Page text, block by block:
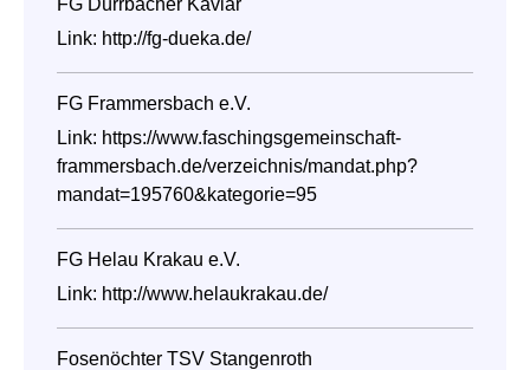
FG Dürrbacher Kaviar
Link: http://fg-dueka.de/
FG Frammersbach e.V.
Link: https://www.faschingsgemeinschaft-
frammersbach.de/verzeichnis/mandat.php?
mandat=195760&kategorie=95
FG Helau Krakau e.V.
Link: http://www.helaukrakau.de/
Fosenöchter TSV Stangenroth